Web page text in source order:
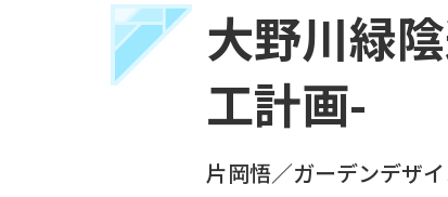
大野川緑
工計画-
片岡悟／ガーデンデザ